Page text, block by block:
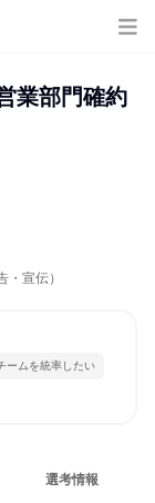
業部門確約
宣伝）
ームを統率したい
選考情報